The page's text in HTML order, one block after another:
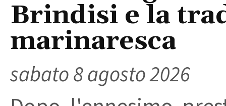
Brindisi e la
marinaresca
sabato 8 agosto 2026